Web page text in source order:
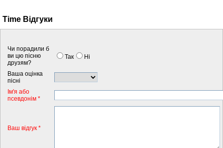
Time Вiдгуки
Чи порадили б
ви цю пісню
друзям?
Так Нi
Ваша оцінка
пісні
Iм'я або
псевдонiм *
Ваш відгук *